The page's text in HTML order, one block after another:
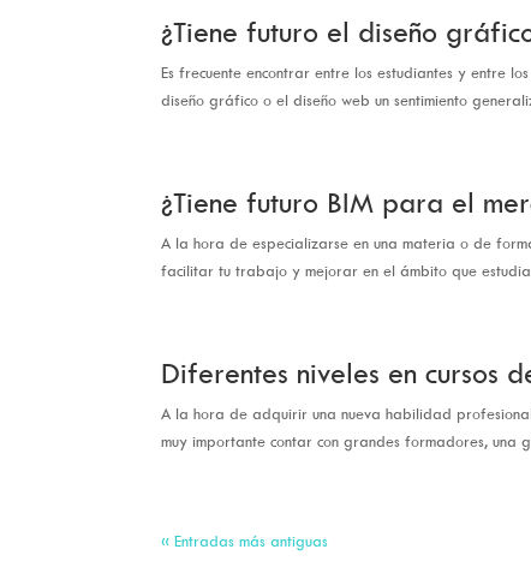
¿Tiene futuro el diseño
Es frecuente encontrar entre los estudiantes y entre
diseño gráfico o el diseño web un sentimiento
¿Tiene futuro BIM para el
A la hora de especializarse en una materia o de
facilitar tu trabajo y mejorar en el ámbito que
Diferentes niveles en cursos
A la hora de adquirir una nueva habilidad
muy importante contar con grandes formadores, una
« Entradas más antiguas